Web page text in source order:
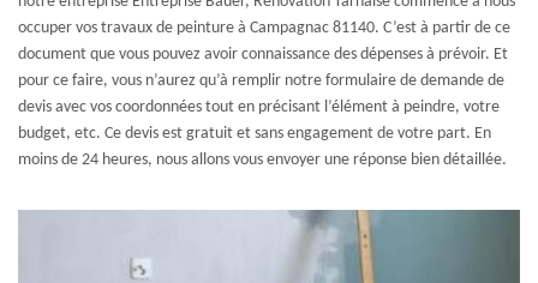
occuper vos travaux de peinture à Campagnac 81140. C’est à partir de ce
document que vous pouvez avoir connaissance des dépenses à prévoir. Et
pour ce faire, vous n’aurez qu’à remplir notre formulaire de demande de
devis avec vos coordonnées tout en précisant l’élément à peindre, votre
budget, etc. Ce devis est gratuit et sans engagement de votre part. En
moins de 24 heures, nous allons vous envoyer une réponse bien détaillée.